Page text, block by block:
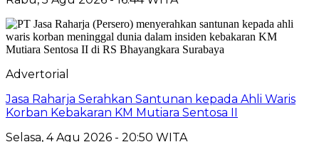
Advertorial
Jasa Raharja Serahkan Santunan kepada Ahli Waris
Korban Kebakaran KM Mutiara Sentosa II
Selasa, 4 Agu 2026 - 20:50 WITA